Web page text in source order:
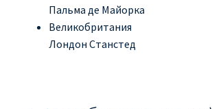
Пальма де Майорка
Великобритания
Лондон Станстед